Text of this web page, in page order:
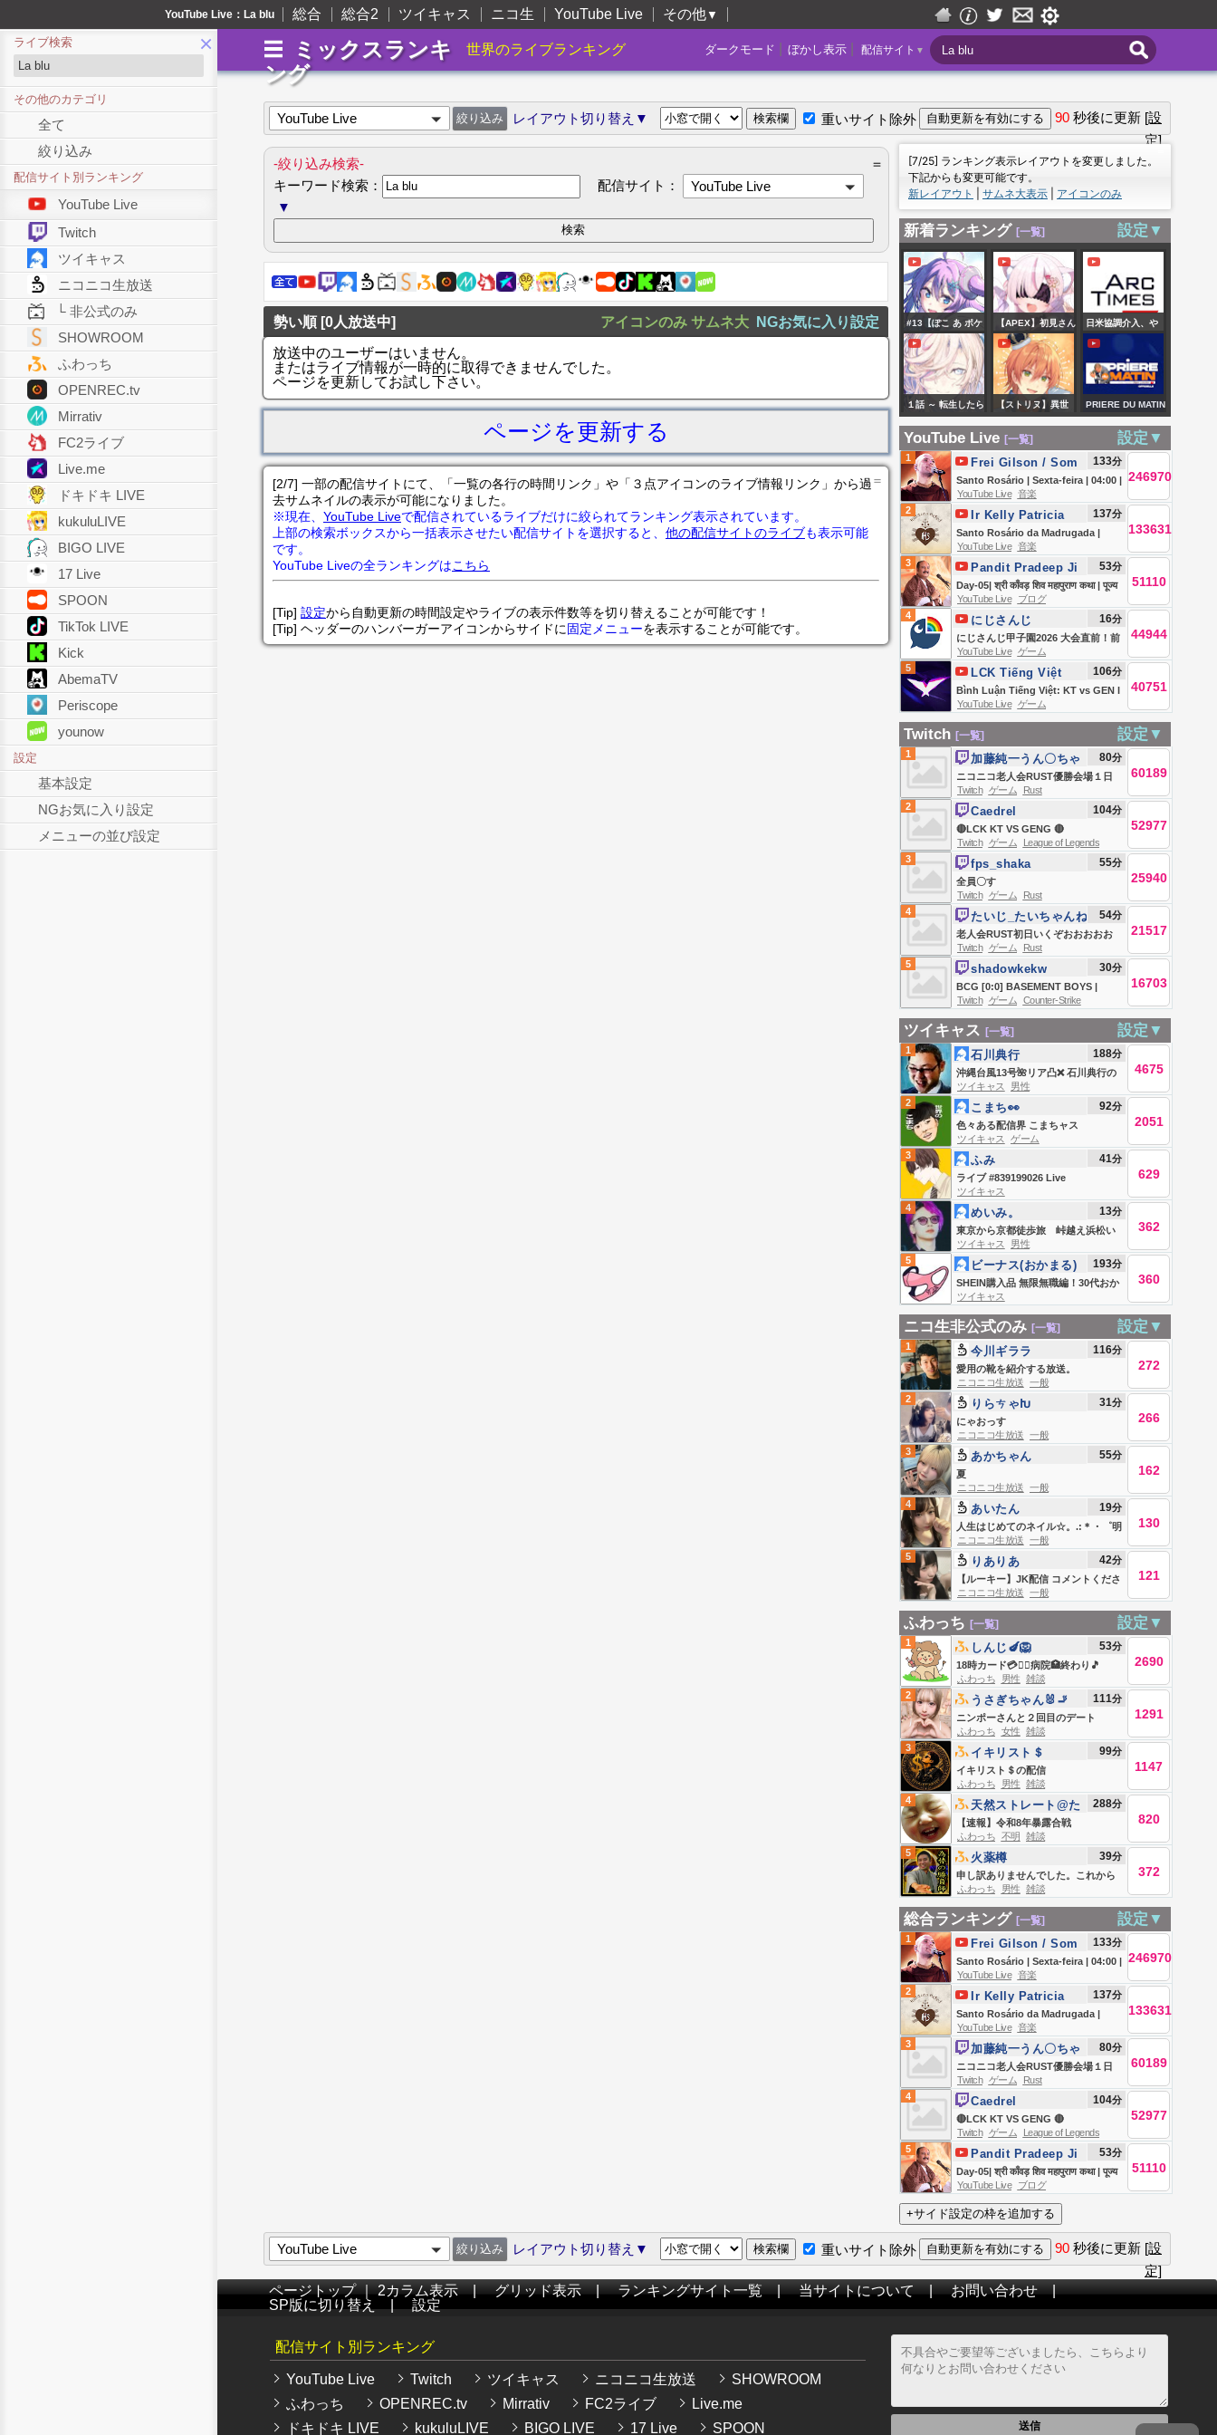
YouTube Live：La blu 総合 総合2 ツイキャス ニコ生 YouTube Live その他▼
ミックスランキ
ング
世界のライブランキング 配信サイト ▼
ぼかし表示
ダークモード
×
ライブ検索
その他のカテゴリ
全て
絞り込み
配信サイト別ランキング
YouTube Live
Twitch
ツイキャス
ニコニコ生放送
└ 非公式のみ
SHOWROOM
ふわっち
OPENREC.tv
Mirrativ
FC2ライブ
Live.me
ドキドキ LIVE
kukuluLIVE
BIGO LIVE
17 Live
SPOON
TikTok LIVE
Kick
AbemaTV
Periscope
younow
設定
基本設定
NGお気に入り設定
メニューの並び設定
YouTube Live レイアウト切り替え▼ 重いサイト除外 90 秒後に更新 [設
定]
-絞り込み検索-
＝
キーワード検索：
配信サイト：
YouTube Live
▼
勢い順 [0人放送中] アイコンのみ サムネ大
NGお気に入り設定
放送中のユーザーはいません。
またはライブ情報が一時的に取得できませんでした。
ページを更新してお試し下さい。
ページを更新する
＝
[2/7] 一部の配信サイトにて、「一覧の各行の時間リンク」や「３点アイコンのライブ情報リンク」から過
去サムネイルの表示が可能になりました。
※現在、 YouTube Liveで配信されているライブだけに絞られてランキング表示されています。
上部の検索ボックスから一括表示させたい配信サイトを選択すると、 他の配信サイトのライブも表示可能
です。
YouTube Liveの全ランキングはこちら
[Tip] 設定から自動更新の時間設定やライブの表示件数等を切り替えることが可能です！
[Tip] ヘッダーのハンバーガーアイコンからサイドに固定メニューを表示することが可能です。
[7/25] ランキング表示レイアウトを変更しました。
下記からも変更可能です。
新レイアウト
サムネ大表示 アイコンのみ
新着ランキング [一覧] 設定▼
#13【ぽこ あ ポケ
モン】うみぞこの
街楽しすぎるっ！
【APEX】初見さん
大歓迎‼‼チーデス
参加型‼‼桜めう/浅
草寺メキ
日米協調介入、や
はり日本発の危機
回避：ベッセント
長官明かす／高市
氏で大失敗の日
本、米国の経済植
民地化?／高市危機
リスク、円安再び
１５９円間近(金子
勝❎尾形聡彦)
【8/7(金) 18:00~
ライブ】
１話 ～ 転生したら
マイクラだった件
STRN／ホロスター
ズ 】
【ストリヌ】異世
界転生したらスト
リーマーだらけの
マイクラに！？
【ジェル／すとぷ
り】
PRIERE DU MATIN
07 AOUT 2026 -
VEYE PAWOL
NAN BOUCHE
SEIGNEUR. -
FRERE BIGOT
LUXONER
YouTube Live [一覧] 設定▼
1
Santo Rosário | Sexta-feira | 04:00 |
07/08/2026 | Live Ao vivo
Frei Gilson / Som
do Monte -
OFICIAL
133分
246970
YouTube Live 音楽
2
Santo Rosário da Madrugada |
Novena a Santa Clara | Instituto
Hesed - 07/08
Ir Kelly Patricia
OFICIAL / Instituto
Hesed
137分
133631
YouTube Live 音楽
3
Day-05| श्री काँवड़ शिव महापुराण कथा | पूज्य
पंडित प्रदीप जी मिश्रा | सीहोर,मध्य
प्रदेश#shivpuran #om
Pandit Pradeep Ji
Mishra Sehore
Wale
53分
51110
YouTube Live
ブログ
4
にじさんじ甲子園2026 大会直前！前
日特番【 #にじ甲2026 】
にじさんじ 16分
44944
YouTube Live ゲーム
5
Bình Luận Tiếng Việt: KT vs GEN l
BFX vs BRO | LCK 2026
LCK Tiếng Việt 106分
40751
YouTube Live ゲーム
Twitch [一覧] 設定▼
1
ニコニコ老人会RUST優勝会場１日
目
加藤純一うん〇ちゃ
ん
80分
60189
Twitch ゲーム
Rust
2
🔴LCK KT VS GENG 🔴
Caedrel 104分
52977
Twitch ゲーム
League of Legends
3
全員〇す
fps_shaka 55分
25940
Twitch ゲーム
Rust
4
老人会RUST初日いくぞおおおおお
おおおおお
たいじ_たいちゃんね
る
54分
21517
Twitch ゲーム
Rust
5
BCG [0:0] BASEMENT BOYS |
Esports World Cup 2026 OQ 👉 !тг
!betboom !lisskin
shadowkekw 30分
16703
Twitch ゲーム Counter-Strike
ツイキャス [一覧] 設定▼
1
沖縄台風13号🌺リア凸❌ 石川典行の
ノリユキラジオ
石川典行 188分
4675
ツイキャス
男性
2
色々ある配信界 こまちャス
こまち👀 92分
2051
ツイキャス
ゲーム
3
ライブ #839199026 Live
#839199026
ふみ 41分
629
ツイキャス
4
東京から京都徒歩旅 峠越え浜松い
き 今日もなんとか。
めいみ。 13分
362
ツイキャス
男性
5
SHEIN購入品 無限無職編！30代おか
まの生態配信
ビーナス(おかまる) 193分
360
ツイキャス
ニコ生非公式のみ [一覧] 設定▼
1
愛用の靴を紹介する放送。
今川ギララ 116分
272
ニコニコ生放送 一般
2
にゃおっす
りらㄘゃԽ 31分
266
ニコニコ生放送 一般
3
夏
あかちゃん 55分
162
ニコニコ生放送 一般
4
人生はじめてのネイル☆。.:＊・゜明
後日までに30000pt目指してるちゃ
む。。。
あいたん 19分
130
ニコニコ生放送 一般
5
【ルーキー】JK配信 コメントくださ
い
りありあ 42分
121
ニコニコ生放送 一般
ふわっち [一覧] 設定▼
1
18時カード💳🙇‍♂️病院🏥終わり🎵
しんじ🍆🦁 53分
2690
ふわっち 男性 雑談
2
ニンポーさんと２回目のデート
‎うさぎちゃん🐰🚬 111分
1291
ふわっち 女性 雑談
3
イキリスト＄の配信
イキリスト＄ 99分
1147
ふわっち 男性 雑談
4
【速報】令和8年暴露合戦
天然ストレート@た
かしゼミ
288分
820
ふわっち 不明 雑談
5
申し訳ありませんでした。これから
について
火薬樽 39分
372
ふわっち 男性 雑談
総合ランキング [一覧] 設定▼
1
Santo Rosário | Sexta-feira | 04:00 |
07/08/2026 | Live Ao vivo
Frei Gilson / Som
do Monte -
OFICIAL
133分
246970
YouTube Live 音楽
2
Santo Rosário da Madrugada |
Novena a Santa Clara | Instituto
Hesed - 07/08
Ir Kelly Patricia
OFICIAL / Instituto
Hesed
137分
133631
YouTube Live 音楽
3
ニコニコ老人会RUST優勝会場１日
目
加藤純一うん〇ちゃ
ん
80分
60189
Twitch ゲーム
Rust
4
🔴LCK KT VS GENG 🔴
Caedrel 104分
52977
Twitch ゲーム
League of Legends
5
Day-05| श्री काँवड़ शिव महापुराण कथा | पूज्य
पंडित प्रदीप जी मिश्रा | सीहोर,मध्य
प्रदेश#shivpuran #om
Pandit Pradeep Ji
Mishra Sehore
Wale
53分
51110
YouTube Live ブログ
YouTube Live レイアウト切り替え▼ 重いサイト除外 90 秒後に更新 [設
定]
ページトップ｜2カラム表示|グリッド表示|ランキングサイト一覧|当サイトについて|お問い合わせ|
SP版に切り替え
設定
配信サイト別ランキング
YouTube Live Twitch ツイキャス ニコニコ生放送
SHOWROOM
ふわっち
OPENREC.tv Mirrativ FC2ライブ
Live.me
ドキドキ LIVE
kukuluLIVE BIGO LIVE 17 Live SPOON 送信